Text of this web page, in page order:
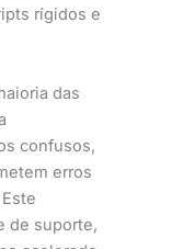
rígidos e
das
confusos,
erros
de suporte,